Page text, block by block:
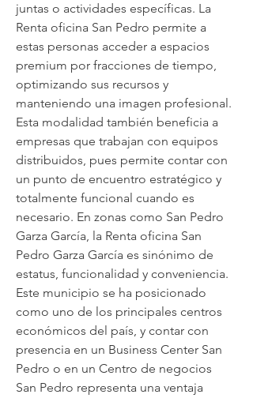
juntas o actividades específicas. La
Renta oficina San Pedro permite a
estas personas acceder a espacios
premium por fracciones de tiempo,
optimizando sus recursos y
manteniendo una imagen profesional.
Esta modalidad también beneficia a
empresas que trabajan con equipos
distribuidos, pues permite contar con
un punto de encuentro estratégico y
totalmente funcional cuando es
necesario. En zonas como San Pedro
Garza García, la Renta oficina San
Pedro Garza García es sinónimo de
estatus, funcionalidad y conveniencia.
Este municipio se ha posicionado
como uno de los principales centros
económicos del país, y contar con
presencia en un Business Center San
Pedro o en un Centro de negocios
San Pedro representa una ventaja